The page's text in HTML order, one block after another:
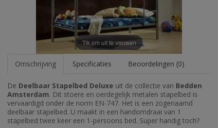
Tik om uit te vouwen
Omschrijving Specificaties Beoordelingen (0)
De Deelbaar Stapelbed Deluxe uit de collectie van Bedden
Amsterdam. Dit stoere en oerdegelijk metalen stapelbed is
vervaardigd onder de norm EN-747. Het is een zogenaamd
deelbaar stapelbed. U maakt in een handomdraai van 1
stapelbed twee keer een 1-persoons bed. Super handig toch?